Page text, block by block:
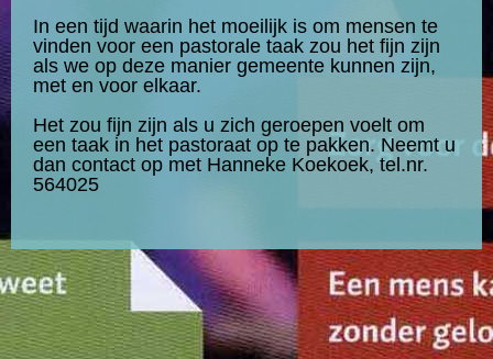
In een tijd waarin het moeilijk is om mensen te
vinden voor een pastorale taak zou het fijn zijn
als we op deze manier gemeente kunnen zijn,
met en voor elkaar.
Het zou fijn zijn als u zich geroepen voelt om
een taak in het pastoraat op te pakken. Neemt u
dan contact op met Hanneke Koekoek, tel.nr.
564025